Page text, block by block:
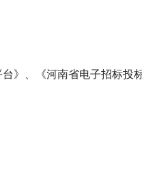
》、《河南省电子招标投